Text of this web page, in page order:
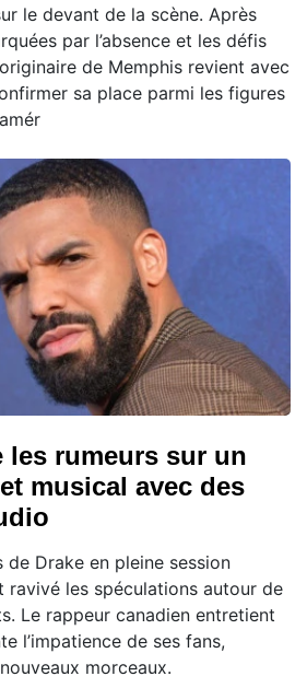
le devant de la scène. Après
par l’absence et les défis
de Memphis revient avec
sa place parmi les figures
les rumeurs sur un
musical avec des
de Drake en pleine session
ravivé les spéculations autour de
Le rappeur canadien entretient
l’impatience de ses fans,
morceaux.